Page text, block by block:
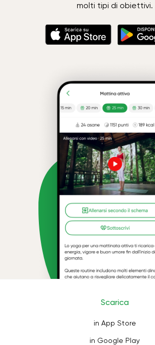
molti tipi di obiettivi.
Scarica
in App Store
in Google Play